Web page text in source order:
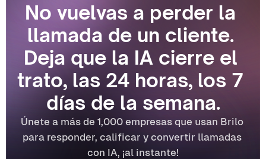
No vuelvas a perder la
llamada de un cliente.
Deja que la IA cierre el
trato, las 24 horas, los 7
días de la semana.
Únete a más de 1,000 empresas que usan Brilo
para responder, calificar y convertir llamadas
con IA, ¡al instante!